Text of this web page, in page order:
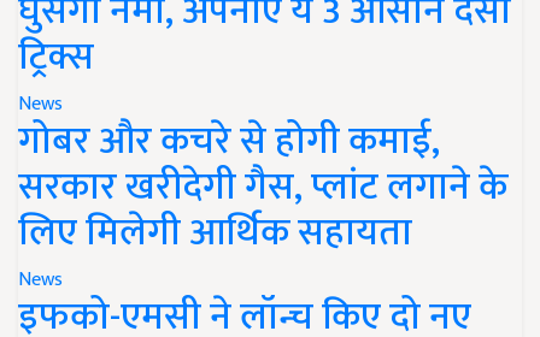
ट्रिक्स
News
गोबर और कचरे से होगी कमाई,
सरकार खरीदेगी गैस, प्लांट लगाने के
लिए मिलेगी आर्थिक सहायता
News
इफको-एमसी ने लॉन्च किए दो नए